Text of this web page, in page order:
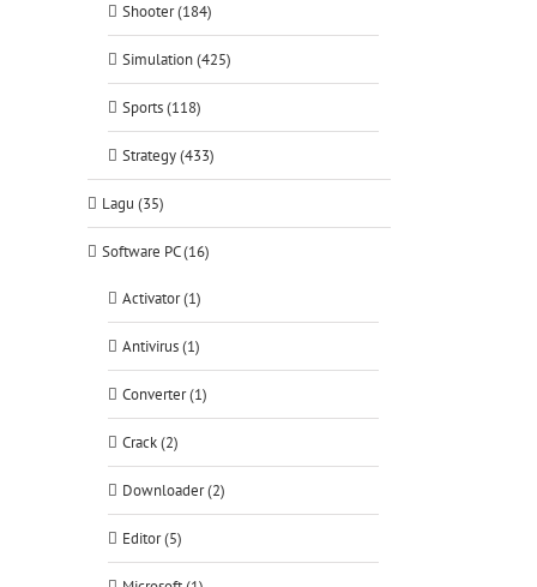
Shooter (184)
Simulation (425)
Sports (118)
Strategy (433)
Lagu (35)
Software PC (16)
Activator (1)
Antivirus (1)
Converter (1)
Crack (2)
Downloader (2)
Editor (5)